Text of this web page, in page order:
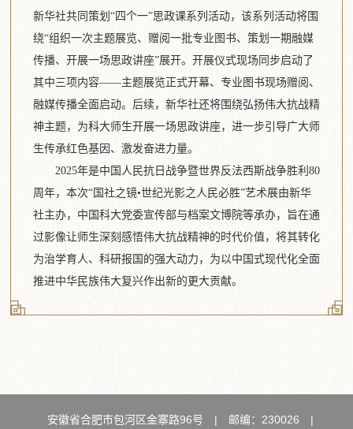
新华社共同策划“四个一”思政课系列活动，该系列活动将围
绕“组织一次主题展览、赠阅一批专业图书、策划一期融媒
传播、开展一场思政讲座”展开。开展仪式现场同步启动了
其中三项内容——主题展览正式开幕、专业图书现场赠阅、
融媒传播全面启动。后续，新华社还将围绕弘扬伟大抗战精
神主题，为科大师生开展一场思政讲座，进一步引导广大师
生传承红色基因、激发奋进力量。
2025年是中国人民抗日战争暨世界反法西斯战争胜利80
周年，本次“国社之镜•世纪光影之人民必胜”艺术展由新华
社主办，中国科大党委宣传部与档案文博院等承办，旨在通
过影像让师生深刻感悟伟大抗战精神的时代价值，将其转化
为治学育人、科研报国的强大动力，为以中国式现代化全面
推进中华民族伟大复兴作出新的更大贡献。
安徽省合肥市包河区金寨路96号 | 邮编：230026 |